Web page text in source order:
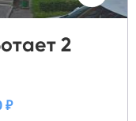
2
₽